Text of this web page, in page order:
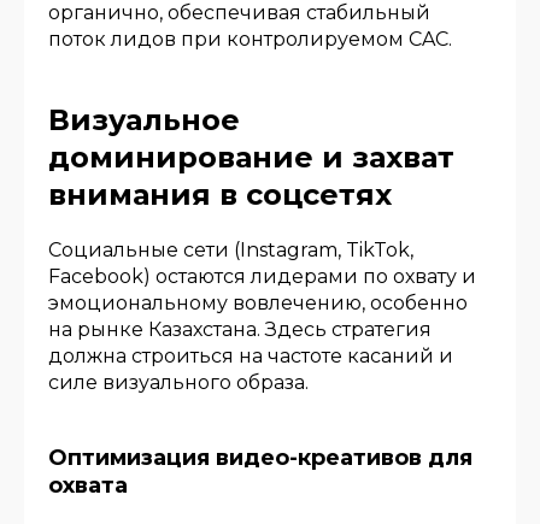
органично, обеспечивая стабильный
поток лидов при контролируемом CAC.
Визуальное
доминирование и захват
внимания в соцсетях
Социальные сети (Instagram, TikTok,
Facebook) остаются лидерами по охвату и
эмоциональному вовлечению, особенно
на рынке Казахстана. Здесь стратегия
должна строиться на частоте касаний и
силе визуального образа.
Оптимизация видео-креативов для
охвата